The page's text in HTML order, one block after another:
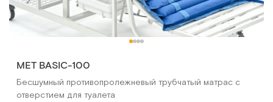
MET BASIC-100
Бесшумный противопролежневый трубчатый матрас с
отверстием для туалета